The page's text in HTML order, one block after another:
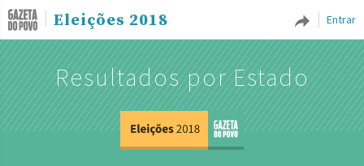
Entrar
Eleições 2018
Resultados por Estado